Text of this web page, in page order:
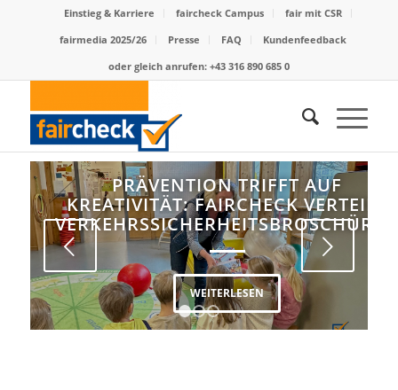
Einstieg & Karriere faircheck Campus
fair mit CSR
fairmedia 2025/26
Presse FAQ
Kundenfeedback
oder gleich anrufen: +43 316 890 685 0
PRÄVENTION TRIFFT AUF
KREATIVITÄT: FAIRCHECK VERTEILT
WEITERLESEN
Weiter
1 2 3